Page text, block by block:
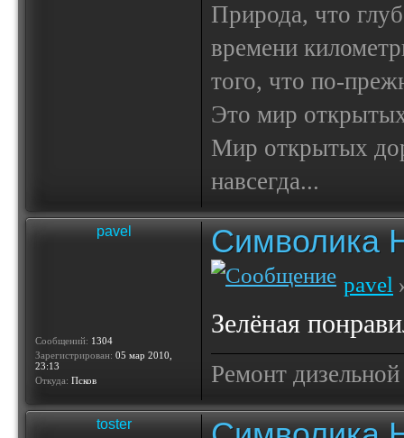
Природа, что
времени
того, что по-
Это мир
Мир открытых
навсегда...
pavel
Сообщений: 1304
Зарегистрирован: 05 мар 2010,
23:13
Откуда: Псков
Символика
pavel
Зелёная
Ремонт
toster